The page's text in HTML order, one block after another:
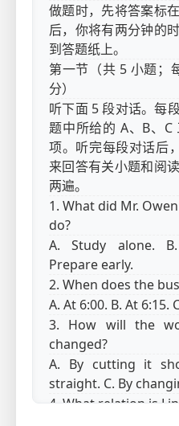
做题时，先将答案标
后，你将有两分钟的
到答题纸上。
第一节（共 5 小题；
分）
听下面 5 段对话。每
题中所给的 A、B、
项。听完每段对话后
来回答有关小题和阅
两遍。
1. What did Mr.
do?
A. Study alone.
Prepare early.
2. When does the
A. At 6:00. B. At 6:15.
3. How will the
changed?
A. By cutting it
straight. C. By
4. What relation is